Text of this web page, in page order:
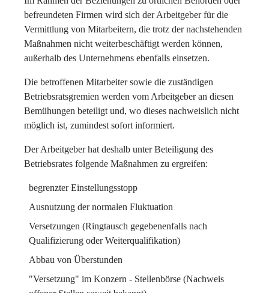
befreundeten Firmen wird sich der Arbeitgeber für die
Vermittlung von Mitarbeitern, die trotz der nachstehenden
Maßnahmen nicht weiterbeschäftigt werden können,
außerhalb des Unternehmens ebenfalls einsetzen.
Die betroffenen Mitarbeiter sowie die zuständigen
Betriebsratsgremien werden vom Arbeitgeber an diesen
Bemühungen beteiligt und, wo dieses nachweislich nicht
möglich ist, zumindest sofort informiert.
Der Arbeitgeber hat deshalb unter Beteiligung des
Betriebsrates folgende Maßnahmen zu ergreifen:
begrenzter Einstellungsstopp
Ausnutzung der normalen Fluktuation
Versetzungen (Ringtausch gegebenenfalls nach
Qualifizierung oder Weiterqualifikation)
Abbau von Überstunden
"Versetzung" im Konzern - Stellenbörse (Nachweis